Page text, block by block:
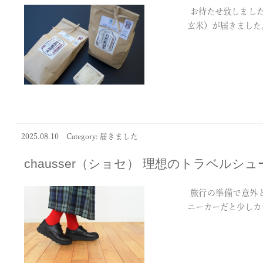
お待たせ致しまし
玄米）が届きまし
2025.08.10 Category: 届きました
chausser（ショセ） 理想のトラベルシュ
旅行の準備で意外
ニーカーだと少し